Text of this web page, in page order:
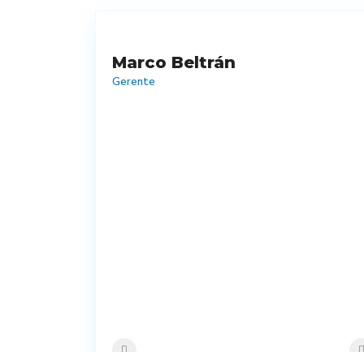
Marco Beltrán
Gerente